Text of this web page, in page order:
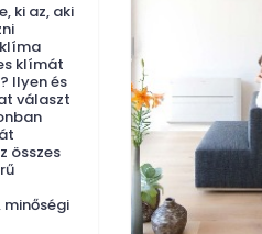
ki az, aki
klímát
Ilyen és
választ
összes